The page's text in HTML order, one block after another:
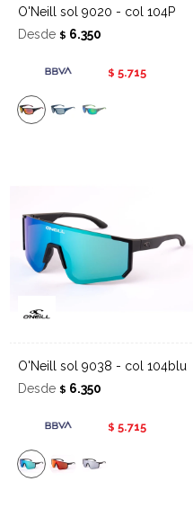
O'Neill sol 9020 - col 104P
Desde $ 6.350
$ 5.715
O'Neill sol 9038 - col 104blu
Desde $ 6.350
$ 5.715